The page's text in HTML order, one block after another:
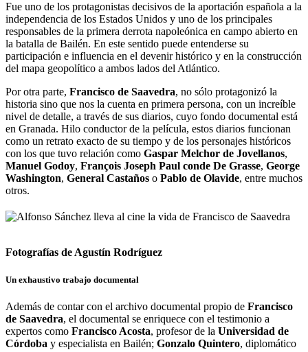
Fue uno de los protagonistas decisivos de la aportación española a la
independencia de los Estados Unidos y uno de los principales
responsables de la primera derrota napoleónica en campo abierto en
la batalla de Bailén. En este sentido puede entenderse su
participación e influencia en el devenir histórico y en la construcción
del mapa geopolítico a ambos lados del Atlántico.
Por otra parte, Francisco de Saavedra, no sólo protagonizó la
historia sino que nos la cuenta en primera persona, con un increíble
nivel de detalle, a través de sus diarios, cuyo fondo documental está
en Granada. Hilo conductor de la película, estos diarios funcionan
como un retrato exacto de su tiempo y de los personajes históricos
con los que tuvo relación como Gaspar Melchor de Jovellanos,
Manuel Godoy, François Joseph Paul conde De Grasse, George
Washington, General Castaños o Pablo de Olavide, entre muchos
otros.
Fotografías de Agustín Rodríguez
Un exhaustivo trabajo documental
Además de contar con el archivo documental propio de Francisco
de Saavedra, el documental se enriquece con el testimonio a
expertos como Francisco Acosta, profesor de la Universidad de
Córdoba y especialista en Bailén; Gonzalo Quintero, diplomático